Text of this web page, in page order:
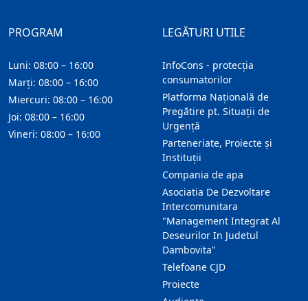
LEGĂTURI UTILE
InfoCons - protecția
consumatorilor
Platforma Națională de
Pregătire pt. Situații de
Urgență
Parteneriate, Proiecte și
Instituții
Compania de apa
Asociatia De Dezvoltare
Intercomunitara
"Management Integrat Al
Deseurilor In Judetul
Dambovita"
Telefoane CJD
Proiecte
PROGRAM
Luni: 08:00 – 16:00
Marți: 08:00 – 16:00
Miercuri: 08:00 – 16:00
Joi: 08:00 – 16:00
Vineri: 08:00 – 16:00